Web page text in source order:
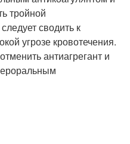
тройной
сводить к
угрозе кровотечения.
антиагрегант и